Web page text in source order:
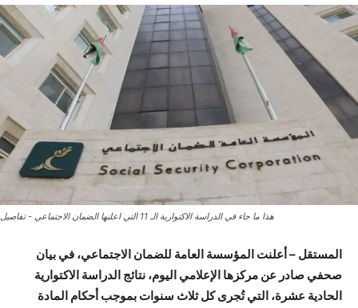
هذا ما جاء في الدراسة الاكتوارية الـ 11 التي اعلنها الضمان الاجتماعي - تفاصيل
المستقل – أعلنت المؤسسة العامة للضمان الاجتماعي، في بيان
صحفي صادر عن مركزها الإعلامي اليوم، نتائج الدراسة الاكتوارية
الحادية عشرة، التي تُجرى كل ثلاث سنوات بموجب أحكام المادة